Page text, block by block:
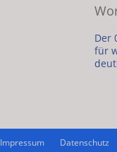
Der
für
Impressum Datenschutz